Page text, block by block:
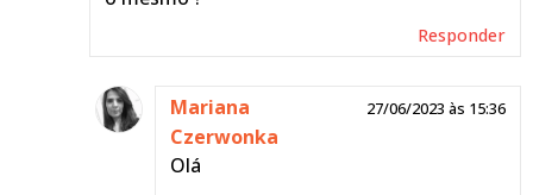
Responder
Mariana
Czerwonka
27/06/2023 às 15:36
Olá